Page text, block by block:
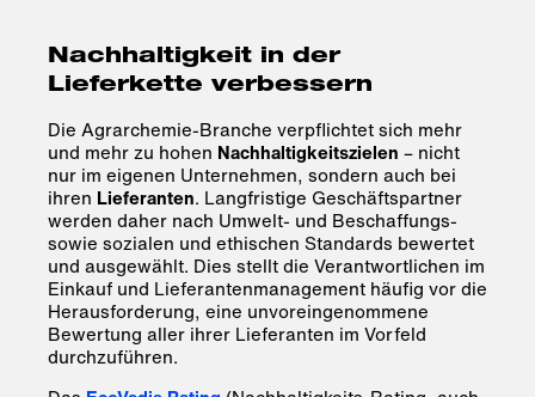
Nachhaltigkeit in der
Lieferkette verbessern
Die Agrarchemie-Branche verpflichtet sich mehr
und mehr zu hohen Nachhaltigkeitszielen – nicht
nur im eigenen Unternehmen, sondern auch bei
ihren Lieferanten. Langfristige Geschäftspartner
werden daher nach Umwelt- und Beschaffungs-
sowie sozialen und ethischen Standards bewertet
und ausgewählt. Dies stellt die Verantwortlichen im
Einkauf und Lieferantenmanagement häufig vor die
Herausforderung, eine unvoreingenommene
Bewertung aller ihrer Lieferanten im Vorfeld
durchzuführen.